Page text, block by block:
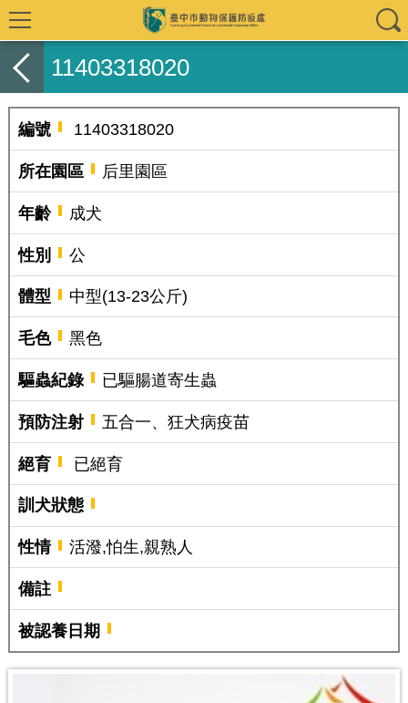
11403318020
編號 11403318020
所在園區 后里園區
年齡 成犬
性別 公
體型 中型(13-23公斤)
毛色 黑色
驅蟲紀錄 已驅腸道寄生蟲
預防注射 五合一、狂犬病疫苗
絕育 已絕育
訓犬狀態
性情 活潑,怕生,親熟人
備註
被認養日期